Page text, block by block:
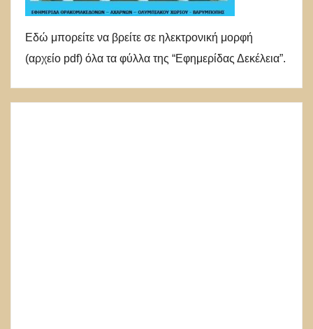
Εδώ μπορείτε να βρείτε σε ηλεκτρονική μορφή
(αρχείο pdf) όλα τα φύλλα της “Εφημερίδας Δεκέλεια”.